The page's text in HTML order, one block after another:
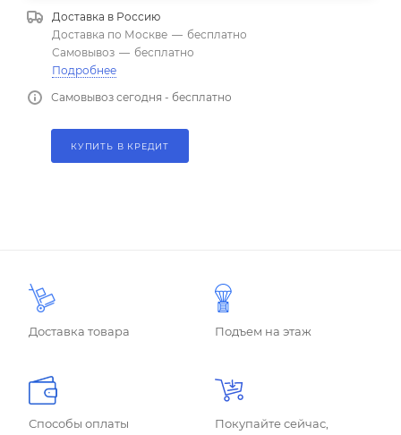
Доставка в Россию
Доставка по Москве — бесплатно
Самовывоз — бесплатно
Подробнее
Самовывоз сегодня - бесплатно
КУПИТЬ В КРЕДИТ
Доставка товара Подъем на этаж
Способы оплаты
Покупайте сейчас,